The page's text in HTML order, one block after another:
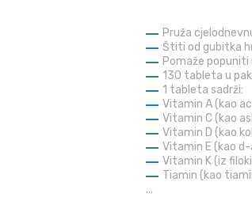
Pruža
Štiti od gubitka
Pomaže
130 tableta u
1 tableta sadrži:
Vitamin A (kao
Vitamin C (kao
Vitamin D (kao
Vitamin E (kao
Vitamin K (iz
Tiamin (kao
...